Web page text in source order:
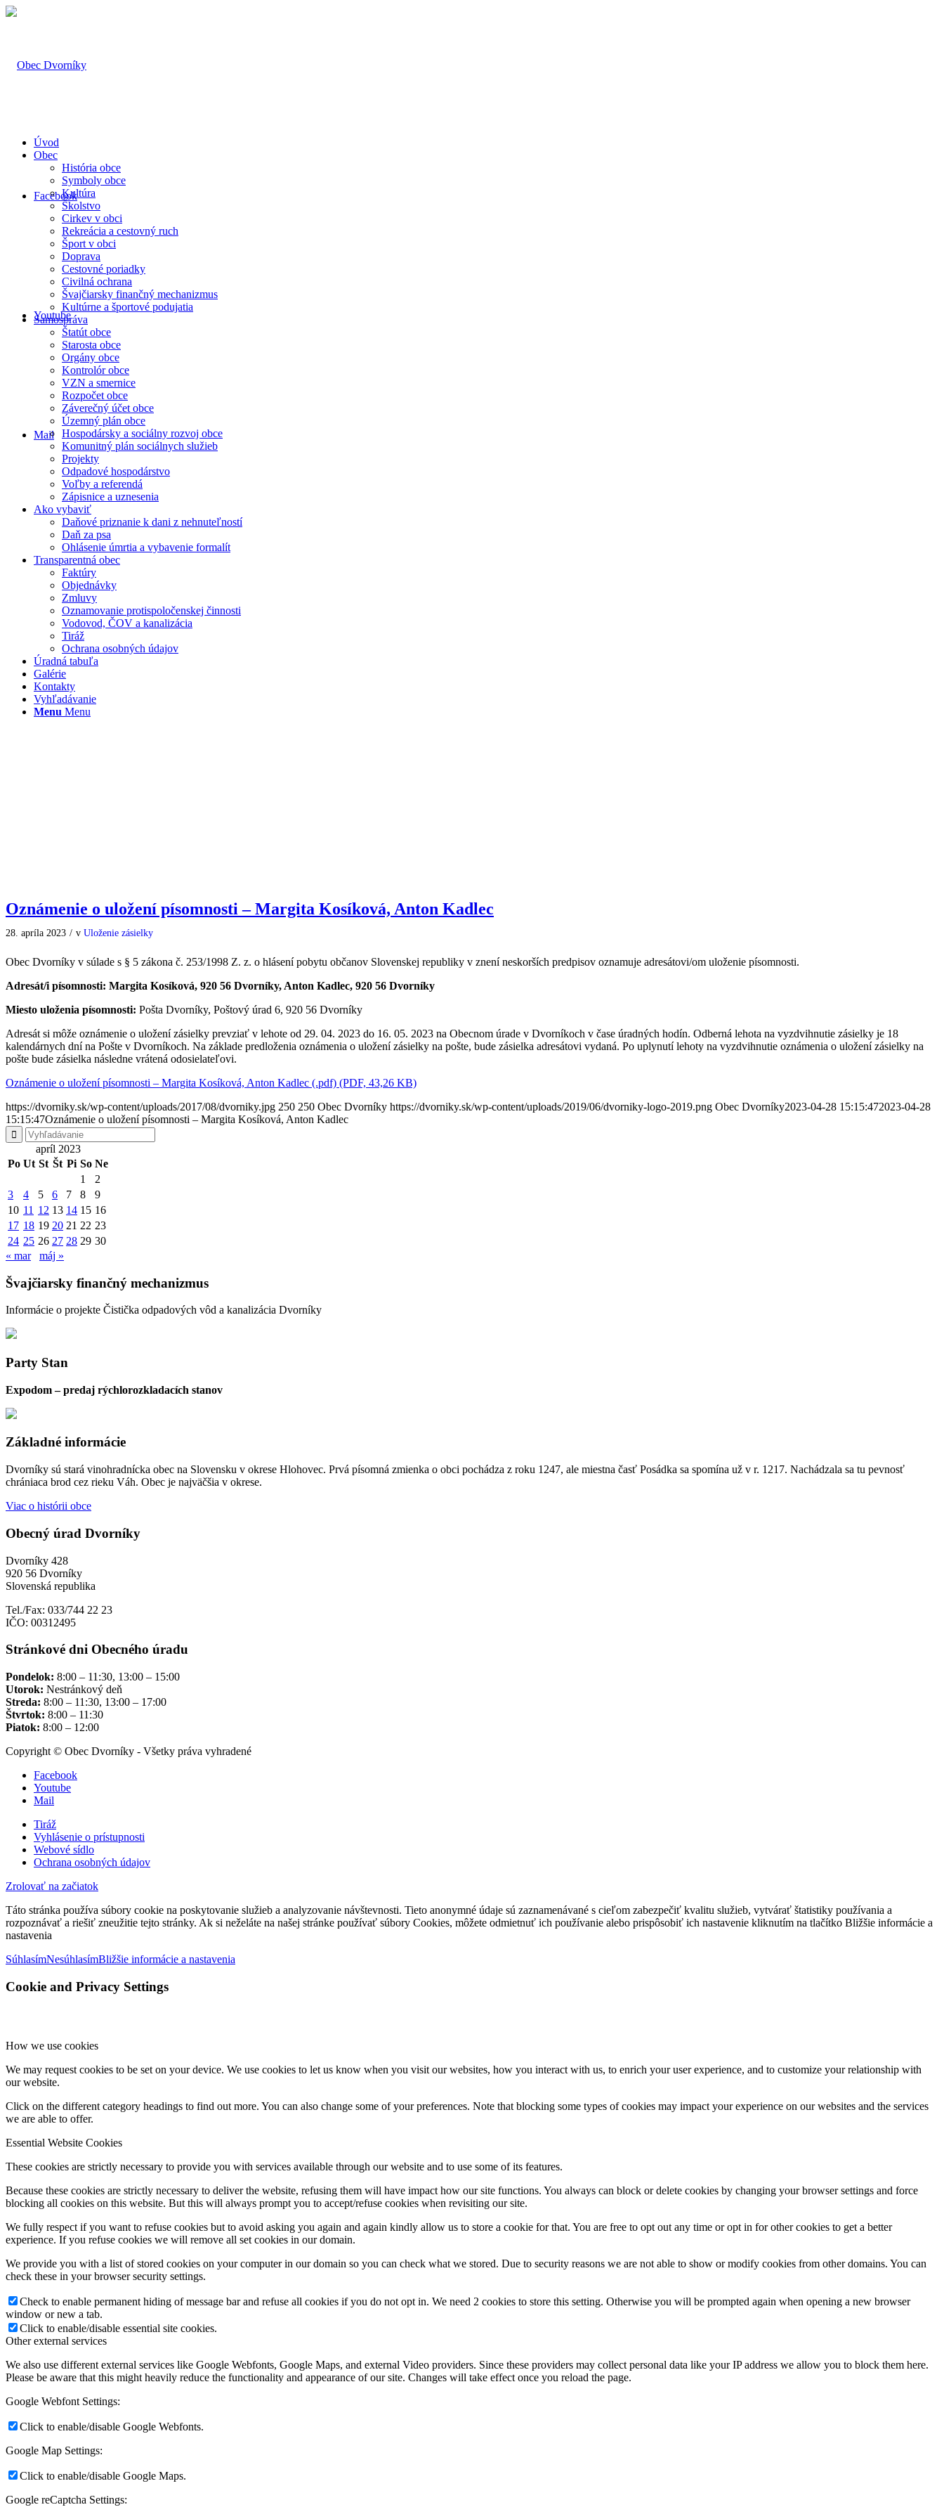
Facebook
Youtube
Mail
Úvod
Obec
História obce
Symboly obce
Kultúra
Školstvo
Cirkev v obci
Rekreácia a cestovný ruch
Šport v obci
Doprava
Cestovné poriadky
Civilná ochrana
Švajčiarsky finančný mechanizmus
Kultúrne a športové podujatia
Samospráva
Štatút obce
Starosta obce
Orgány obce
Kontrolór obce
VZN a smernice
Rozpočet obce
Záverečný účet obce
Územný plán obce
Hospodársky a sociálny rozvoj obce
Komunitný plán sociálnych služieb
Projekty
Odpadové hospodárstvo
Voľby a referendá
Zápisnice a uznesenia
Ako vybaviť
Daňové priznanie k dani z nehnuteľností
Daň za psa
Ohlásenie úmrtia a vybavenie formalít
Transparentná obec
Faktúry
Objednávky
Zmluvy
Oznamovanie protispoločenskej činnosti
Vodovod, ČOV a kanalizácia
Tiráž
Ochrana osobných údajov
Úradná tabuľa
Galérie
Kontakty
Vyhľadávanie
Menu Menu
Oznámenie o uložení písomnosti – Margita Kosíková, Anton Kadlec
28. apríla 2023 / v Uloženie zásielky
Obec Dvorníky v súlade s § 5 zákona č. 253/1998 Z. z. o hlásení pobytu občanov Slovenskej republiky v znení neskorších predpisov oznamuje adresátovi/om uloženie písomnosti.
Adresát/i písomnosti: Margita Kosíková, 920 56 Dvorníky, Anton Kadlec, 920 56 Dvorníky
Miesto uloženia písomnosti: Pošta Dvorníky, Poštový úrad 6, 920 56 Dvorníky
Adresát si môže oznámenie o uložení zásielky prevziať v lehote od 29. 04. 2023 do 16. 05. 2023 na Obecnom úrade v Dvorníkoch v čase úradných hodín. Odberná lehota na vyzdvihnutie zásielky je 18
kalendárnych dní na Pošte v Dvorníkoch. Na základe predloženia oznámenia o uložení zásielky na pošte, bude zásielka adresátovi vydaná. Po uplynutí lehoty na vyzdvihnutie oznámenia o uložení zásielky na
pošte bude zásielka následne vrátená odosielateľovi.
Oznámenie o uložení písomnosti – Margita Kosíková, Anton Kadlec (.pdf) (PDF, 43,26 KB)
https://dvorniky.sk/wp-content/uploads/2017/08/dvorniky.jpg 250 250 Obec Dvorníky https://dvorniky.sk/wp-content/uploads/2019/06/dvorniky-logo-2019.png Obec Dvorníky2023-04-28 15:15:472023-04-28
15:15:47Oznámenie o uložení písomnosti – Margita Kosíková, Anton Kadlec
apríl 2023
Po Ut St Št Pi So Ne
1
2
3
4 5 6 7 8
9
10 11 12 13 14 15 16
17 18 19 20 21 22 23
24 25 26 27 28 29 30
« mar
máj »
Švajčiarsky finančný mechanizmus
Informácie o projekte Čistička odpadových vôd a kanalizácia Dvorníky
Party Stan
Expodom – predaj rýchlorozkladacích stanov
Základné informácie
Dvorníky sú stará vinohradnícka obec na Slovensku v okrese Hlohovec. Prvá písomná zmienka o obci pochádza z roku 1247, ale miestna časť Posádka sa spomína už v r. 1217. Nachádzala sa tu pevnosť
chrániaca brod cez rieku Váh. Obec je najväčšia v okrese.
Viac o histórii obce
Obecný úrad Dvorníky
Dvorníky 428
920 56 Dvorníky
Slovenská republika
Tel./Fax: 033/744 22 23
IČO: 00312495
Stránkové dni Obecného úradu
Pondelok: 8:00 – 11:30, 13:00 – 15:00
Utorok: Nestránkový deň
Streda: 8:00 – 11:30, 13:00 – 17:00
Štvrtok: 8:00 – 11:30
Piatok: 8:00 – 12:00
Copyright © Obec Dvorníky - Všetky práva vyhradené
Facebook
Youtube
Mail
Tiráž
Vyhlásenie o prístupnosti
Webové sídlo
Ochrana osobných údajov
Zrolovať na začiatok
Táto stránka používa súbory cookie na poskytovanie služieb a analyzovanie návštevnosti. Tieto anonymné údaje sú zaznamenávané s cieľom zabezpečiť kvalitu služieb, vytvárať štatistiky používania a
rozpoznávať a riešiť zneužitie tejto stránky. Ak si neželáte na našej stránke používať súbory Cookies, môžete odmietnuť ich používanie alebo prispôsobiť ich nastavenie kliknutím na tlačítko Bližšie informácie a
nastavenia
SúhlasímNesúhlasímBližšie informácie a nastavenia
Cookie and Privacy Settings
How we use cookies
We may request cookies to be set on your device. We use cookies to let us know when you visit our websites, how you interact with us, to enrich your user experience, and to customize your relationship with
our website.
Click on the different category headings to find out more. You can also change some of your preferences. Note that blocking some types of cookies may impact your experience on our websites and the services
we are able to offer.
Essential Website Cookies
These cookies are strictly necessary to provide you with services available through our website and to use some of its features.
Because these cookies are strictly necessary to deliver the website, refusing them will have impact how our site functions. You always can block or delete cookies by changing your browser settings and force
blocking all cookies on this website. But this will always prompt you to accept/refuse cookies when revisiting our site.
We fully respect if you want to refuse cookies but to avoid asking you again and again kindly allow us to store a cookie for that. You are free to opt out any time or opt in for other cookies to get a better
experience. If you refuse cookies we will remove all set cookies in our domain.
We provide you with a list of stored cookies on your computer in our domain so you can check what we stored. Due to security reasons we are not able to show or modify cookies from other domains. You can
check these in your browser security settings.
Check to enable permanent hiding of message bar and refuse all cookies if you do not opt in. We need 2 cookies to store this setting. Otherwise you will be prompted again when opening a new browser
window or new a tab.
Click to enable/disable essential site cookies.
Other external services
We also use different external services like Google Webfonts, Google Maps, and external Video providers. Since these providers may collect personal data like your IP address we allow you to block them here.
Please be aware that this might heavily reduce the functionality and appearance of our site. Changes will take effect once you reload the page.
Google Webfont Settings:
Click to enable/disable Google Webfonts.
Google Map Settings:
Click to enable/disable Google Maps.
Google reCaptcha Settings: